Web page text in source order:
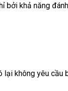
bởi khả năng
không yêu